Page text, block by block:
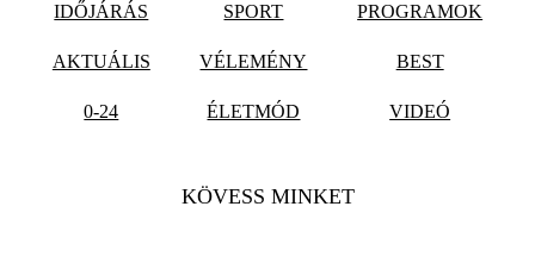
IDŐJÁRÁS SPORT PROGRAMOK
AKTUÁLIS VÉLEMÉNY BEST
0-24 ÉLETMÓD VIDEÓ
KÖVESS MINKET